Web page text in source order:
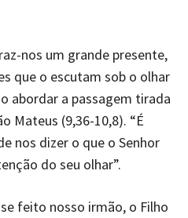
nos um grande presente,
que o escutam sob o olhar
abordar a passagem tirada
Mateus (9,36-10,8). “É
nos dizer o que o Senhor
do seu olhar”.
feito nosso irmão, o Filho